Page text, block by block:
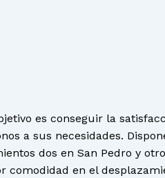
es conseguir la
a sus necesidades.
dos en San Pedro y
comodidad en el